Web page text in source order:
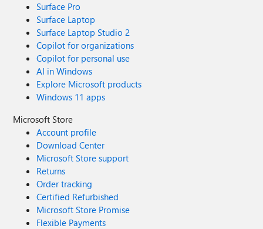
Surface Pro
Surface Laptop
Surface Laptop Studio 2
Copilot for organizations
Copilot for personal use
AI in Windows
Explore Microsoft products
Windows 11 apps
Microsoft Store
Account profile
Download Center
Microsoft Store support
Returns
Order tracking
Certified Refurbished
Microsoft Store Promise
Flexible Payments